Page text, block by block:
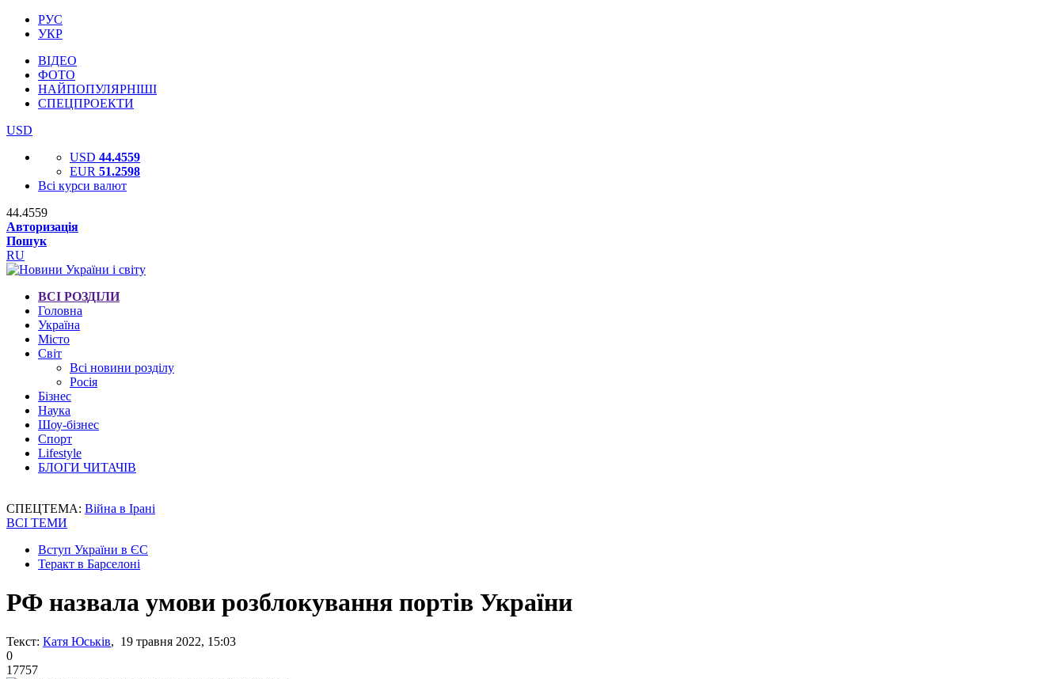
РУС
УКР
ВІДЕО
ФОТО
НАЙПОПУЛЯРНІШІ
СПЕЦПРОЕКТИ
USD
USD 44.4559
EUR 51.2598
Всі курси валют
44.4559
Авторизація
Пошук
RU
ВСІ РОЗДІЛИ
Головна
Україна
Місто
Світ
Всі новини розділу
Росія
Бізнес
Наука
Шоу-бізнес
Спорт
Lifestyle
БЛОГИ ЧИТАЧІВ
СПЕЦТЕМА: Війна в Ірані
ВСІ ТЕМИ
Вступ України в ЄС
Теракт в Барселоні
РФ назвала умови розблокування портів України
Текст: Катя Юськів, 19 травня 2022, 15:03
0
17757